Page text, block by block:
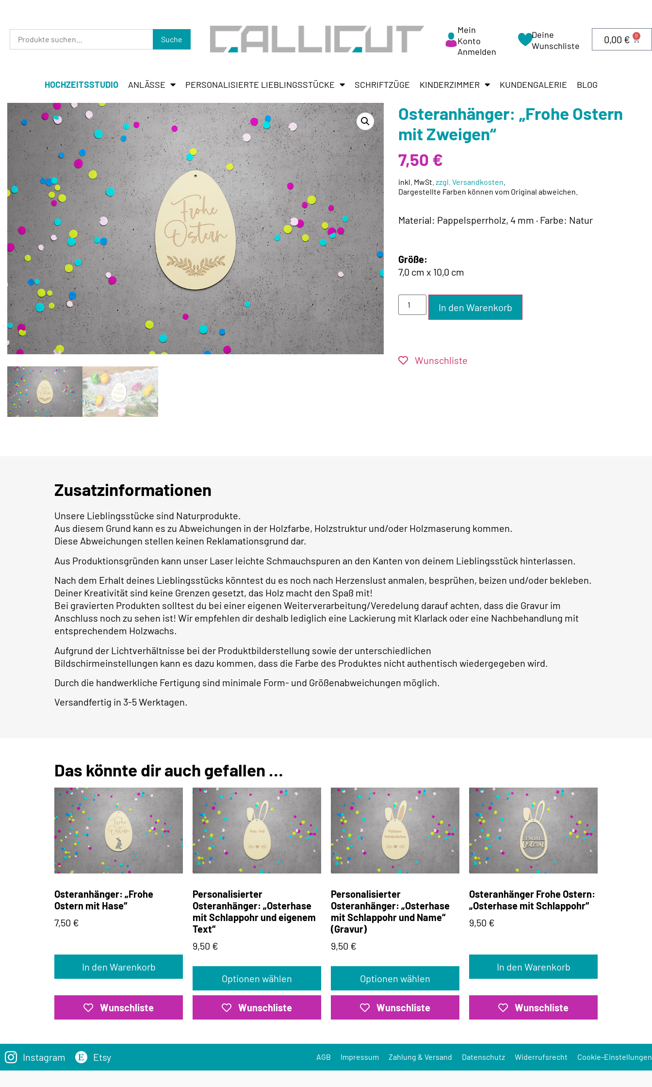
Suche
Mein
Konto
Anmelden
Deine
Wunschliste
0,00 € 0
HOCHZEITSSTUDIO ANLÄSSE PERSONALISIERTE LIEBLINGSSTÜCKE SCHRIFTZÜGE KINDERZIMMER KUNDENGALERIE BLOG
Osteranhänger: „Frohe Ostern
mit Zweigen“
7,50 €
inkl. MwSt.zzgl. Versandkosten
Dargestellte Farben können vom Original abweichen.
Material: Pappelsperrholz, 4 mm · Farbe: Natur
Größe:
7,0 cm x 10,0 cm
In den Warenkorb
Wunschliste
Zusatzinformationen
Unsere Lieblingsstücke sind Naturprodukte.
Aus diesem Grund kann es zu Abweichungen in der Holzfarbe, Holzstruktur und/oder Holzmaserung kommen.
Diese Abweichungen stellen keinen Reklamationsgrund dar.
Aus Produktionsgründen kann unser Laser leichte Schmauchspuren an den Kanten von deinem Lieblingsstück hinterlassen.
Nach dem Erhalt deines Lieblingsstücks könntest du es noch nach Herzenslust anmalen, besprühen, beizen und/oder bekleben.
Deiner Kreativität sind keine Grenzen gesetzt, das Holz macht den Spaß mit!
Bei gravierten Produkten solltest du bei einer eigenen Weiterverarbeitung/Veredelung darauf achten, dass die Gravur im
Anschluss noch zu sehen ist! Wir empfehlen dir deshalb lediglich eine Lackierung mit Klarlack oder eine Nachbehandlung mit
entsprechendem Holzwachs.
Aufgrund der Lichtverhältnisse bei der Produktbilderstellung sowie der unterschiedlichen
Bildschirmeinstellungen kann es dazu kommen, dass die Farbe des Produktes nicht authentisch wiedergegeben wird.
Durch die handwerkliche Fertigung sind minimale Form- und Größenabweichungen möglich.
Versandfertig in 3-5 Werktagen.
Das könnte dir auch gefallen …
Osteranhänger: „Frohe
Ostern mit Hase“
7,50 €
In den Warenkorb
Wunschliste
Personalisierter
Osteranhänger: „Osterhase
mit Schlappohr und eigenem
Text“
9,50 €
Optionen wählen
Wunschliste
Personalisierter
Osteranhänger: „Osterhase
mit Schlappohr und Name“
(Gravur)
9,50 €
Optionen wählen
Wunschliste
Osteranhänger Frohe Ostern:
„Osterhase mit Schlappohr“
9,50 €
In den Warenkorb
Wunschliste
Instagram Etsy AGB Impressum Zahlung & Versand Datenschutz Widerrufsrecht Cookie-Einstellungen